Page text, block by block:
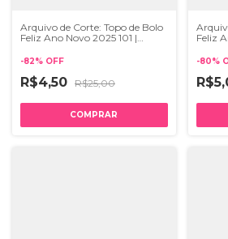
Arquivo de Corte: Topo de Bolo
Feliz Ano Novo 2025 101 |
-82% OFF
R$4,50 R$25,00
Feliz
-80%